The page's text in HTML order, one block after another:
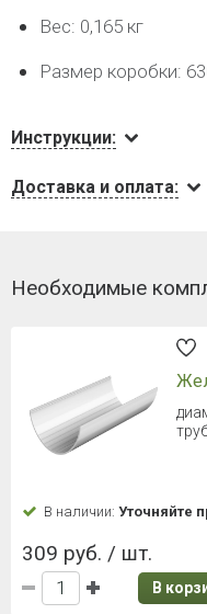
Вес: 0,165 кг
Размер коробки:
Инструкции:
Доставка и оплата:
Необходимые
В наличии: Уточняйте
309 руб. / шт.
В